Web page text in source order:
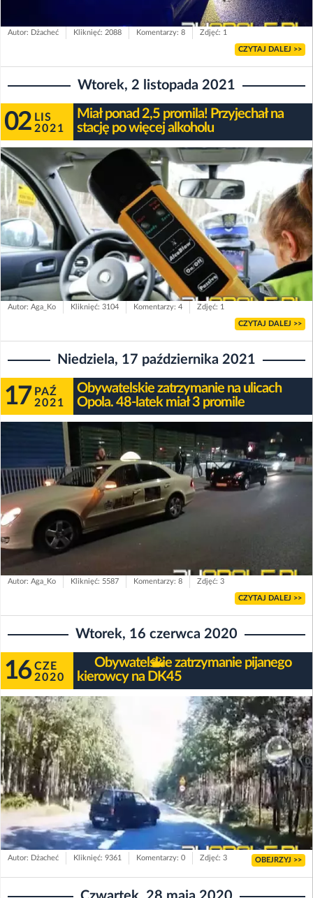
Autor: Dżacheć Kliknięć: 2088 Komentarzy: 8 Zdjęć: 1
CZYTAJ DALEJ >>
Wtorek, 2 listopada 2021
02 LIS
2021
Miał ponad 2,5 promila! Przyjechał na
stację po więcej alkoholu
Autor: Aga_Ko Kliknięć: 3104 Komentarzy: 4 Zdjęć: 1
CZYTAJ DALEJ >>
Niedziela, 17 października 2021
17 PAŹ
2021
Obywatelskie zatrzymanie na ulicach
Opola. 48-latek miał 3 promile
Autor: Aga_Ko Kliknięć: 5587 Komentarzy: 8 Zdjęć: 3
CZYTAJ DALEJ >>
Wtorek, 16 czerwca 2020
16 CZE
2020
Obywatelskie zatrzymanie pijanego
kierowcy na DK45
Autor: Dżacheć Kliknięć: 9361 Komentarzy: 0 Zdjęć: 3 OBEJRZYJ >>